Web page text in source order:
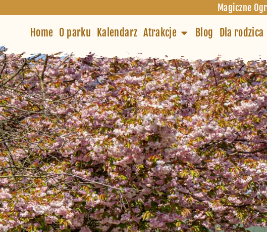
Magiczne
Home O parku Kalendarz Atrakcje Blog Dla rodzica